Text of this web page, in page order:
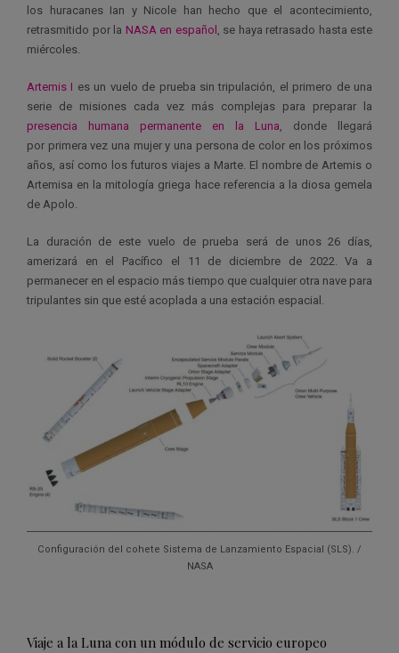
los huracanes Ian y Nicole han hecho que el acontecimiento,
retrasmitido por la NASA en español , se haya retrasado hasta este
miércoles.
Artemis I es un vuelo de prueba sin tripulación, el primero de una
serie de misiones cada vez más complejas para preparar la
presencia humana permanente en la Luna, donde llegará
por primera vez una mujer y una persona de color en los próximos
años, así como los futuros viajes a Marte. El nombre de Artemis o
Artemisa en la mitología griega hace referencia a la diosa gemela
de Apolo.
La duración de este vuelo de prueba será de unos 26 días,
amerizará en el Pacífico el 11 de diciembre de 2022. Va a
permanecer en el espacio más tiempo que cualquier otra nave para
tripulantes sin que esté acoplada a una estación espacial.
Configuración del cohete Sistema de Lanzamiento Espacial (SLS). /
NASA
Viaje a la Luna con un módulo de servicio europeo